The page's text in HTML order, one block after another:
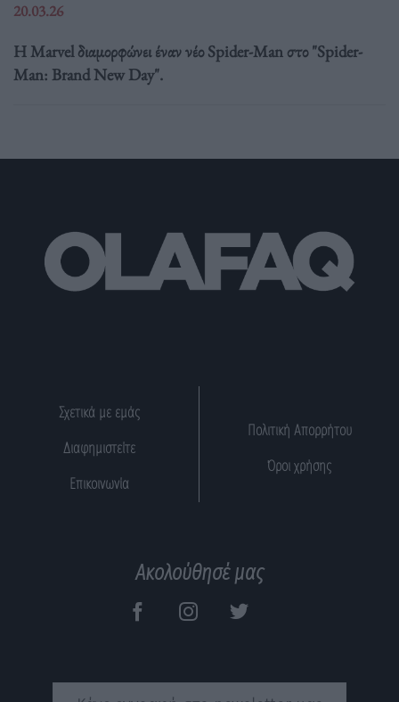
20.03.26
Η Marvel διαμορφώνει έναν νέο Spider-Man στο "Spider-
Man: Brand New Day".
Σχετικά με εμάς
Διαφημιστείτε
Επικοινωνία
Πολιτική Απορρήτου
Όροι χρήσης
Ακολούθησέ μας